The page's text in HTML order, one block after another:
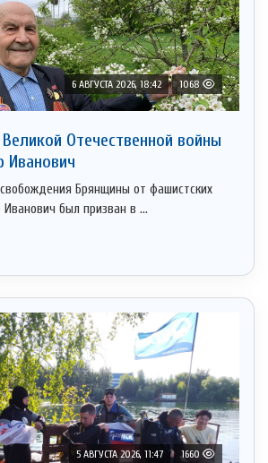
6 АВГУСТА 2026, 18:42 1068
Отечественной войны
Брянщины от фашистских
был призван в ...
5 АВГУСТА 2026, 11:47 1660